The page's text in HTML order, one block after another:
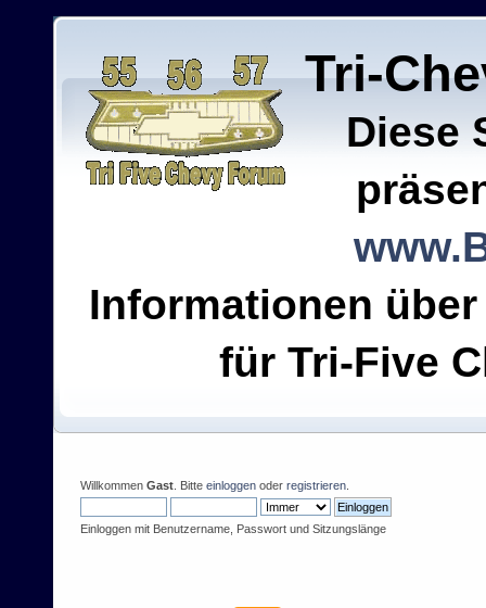
Tri-
Diese
Informationen
für Tri-Five
Willkommen Gast . Bitte einloggen oder registrieren
Einloggen mit Benutzername, Passwort und Sitzungslänge